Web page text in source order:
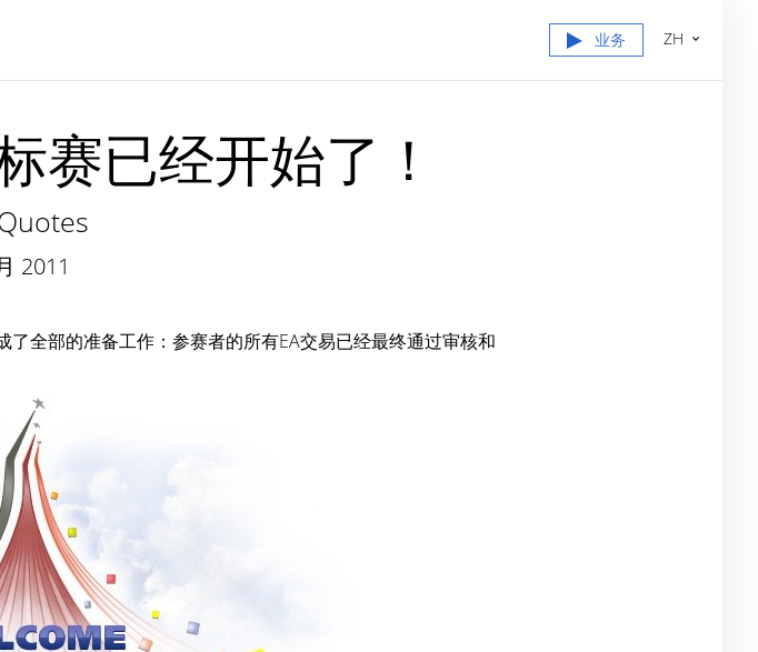
业务 ZH
赛已经开始了！
2011
了全部的准备工作：参赛者的所有EA交易已经最终通过审核和